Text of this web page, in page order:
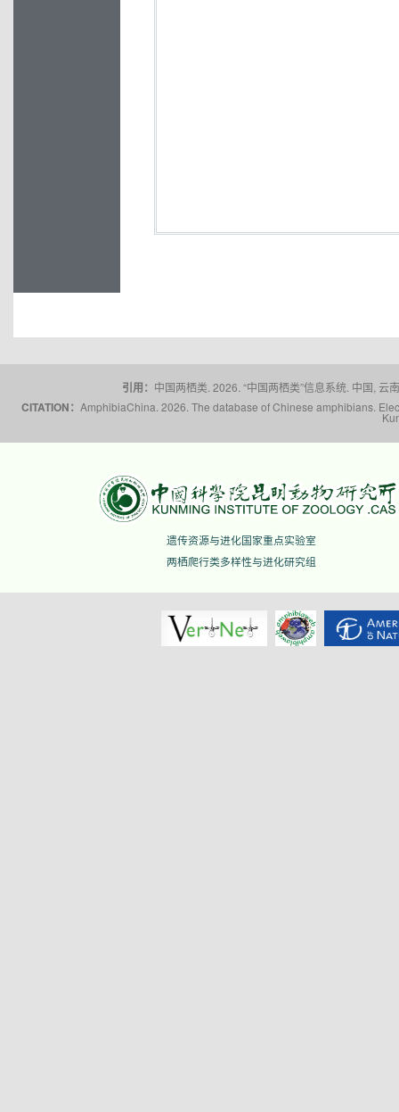
引用： 中国两栖类. 2026. “中国两栖类”信息系统. 中国,
CITATION： AmphibiaChina. 2026. The database of Chinese amphibians.
遗传资源与进化国家重点实验室
两栖爬行类多样性与进化研究组